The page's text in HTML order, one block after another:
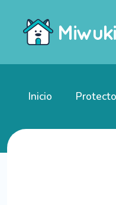
Inicio